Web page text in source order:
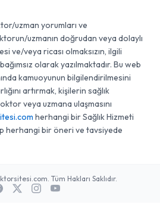
uzman yorumları ve
uzmanın doğrudan veya dolaylı
ve/veya ricası olmaksızın, ilgili
olarak yazılmaktadır. Bu web
kamuoyunun bilgilendirilmesini
artırmak, kişilerin sağlık
veya uzmana ulaşmasını
herhangi bir Sağlık Hizmeti
herhangi bir öneri ve tavsiyede
Tüm Hakları Saklıdır.